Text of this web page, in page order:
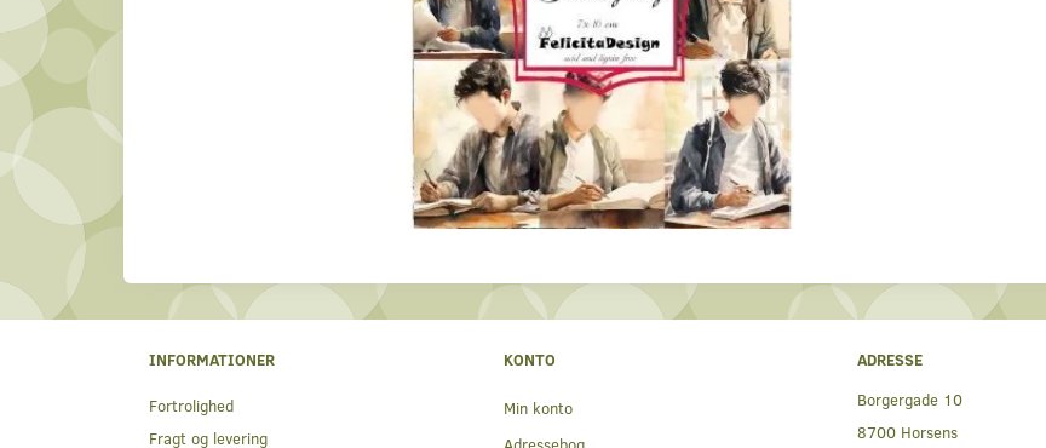
INFORMATIONER
Fortrolighed
Fragt og levering
KONTO
Min konto
Adressebog
ADRESSE
Borgergade 10
8700 Horsens